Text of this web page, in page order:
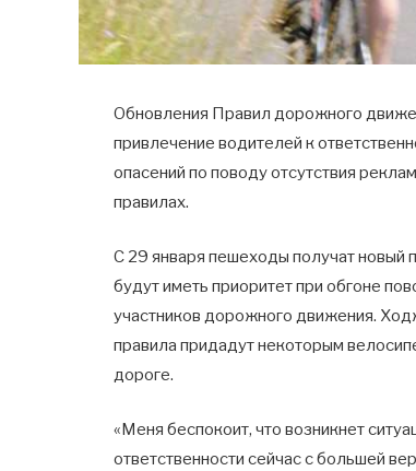
Обновления Правил дорожного
привлечение водителей к
опасений по поводу отсутствия
правилах.
С 29 января пешеходы получат новый
будут иметь приоритет при обгоне
участников дорожного движения.
правила придадут некоторым
дороге.
«Меня беспокоит, что возникнет
ответственности сейчас с большей